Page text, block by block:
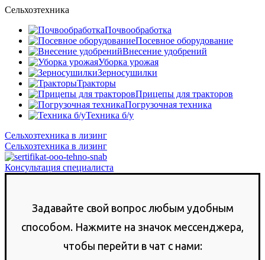
Сельхозтехника
Почвообработка
Посевное оборудование
Внесение удобрений
Уборка урожая
Зерносушилки
Тракторы
Прицепы для тракторов
Погрузочная техника
Техника б/у
Сельхозтехника в лизинг
Сельхозтехника в лизинг
Консультация специалиста
Задавайте свой вопрос любым удобным
способом. Нажмите на значок мессенджера,
чтобы перейти в чат с нами: